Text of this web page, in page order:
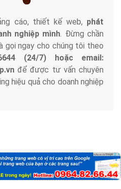
cáo, thiết kế web, phát
nghiệp mình. Đừng chần
gọi ngay cho chúng tôi theo
(24/7) hoặc email:
để được tư vấn chuyên
hiệu quả cho doanh nghiệp